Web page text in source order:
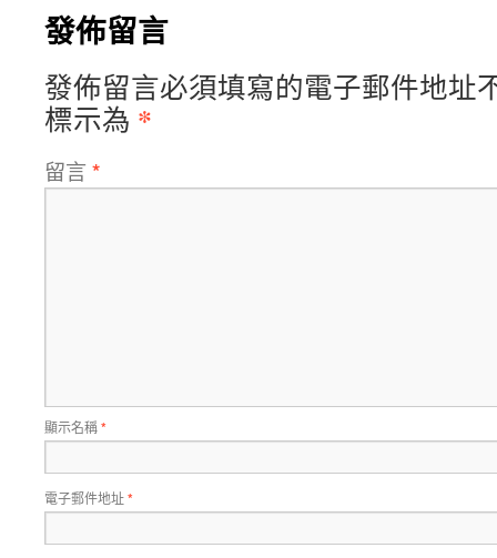
發佈留言
發佈留言必須填寫的電子郵件地址
標示為 *
留言 *
顯示名稱*
電子郵件地址*